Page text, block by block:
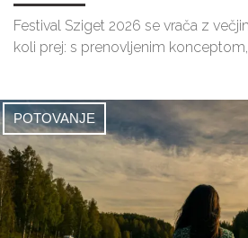
Festival Sziget 2026 se vrača z
koli prej: s prenovljenim
POTOVANJE